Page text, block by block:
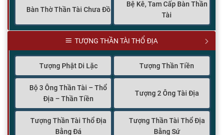
Bàn Thờ Thần Tài Chưa Đồ
Bệ Kê, Tam Cấp Bàn Thần
Tài
TƯỢNG THẦN TÀI THỔ ĐỊA
Tượng Phật Di Lặc Tượng Thần Tiền
Bộ 3 Ông Thần Tài – Thổ
Địa – Thần Tiền
Tượng 2 Ông Tài Địa
Tượng Thần Tài Thổ Địa
Bằng Đá
Tượng Thần Tài Thổ Địa
Bằng Sứ